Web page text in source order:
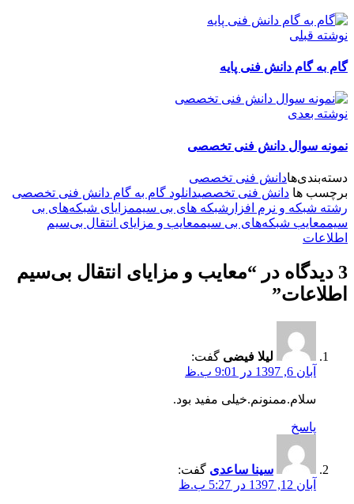
نوشته قبلی
گام به گام دانش فنی پایه
نوشته بعدی
نمونه سوال دانش فنی تخصصی
دسته‌بندی‌هادانش فنی تخصصی
برچسب ها دانش فنی تخصصیدانلود گام به گام دانش فنی تخصصی
رشته شبکه و نرم افزار شبکه های بی سیممزایای شبکه‌های بی
سیممعایب شبکه‌های بی سیممعایب و مزایای انتقال بی‌سیم
اطلاعات
3 دیدگاه در “معایب و مزایای انتقال بی‌سیم
اطلاعات”
لیلا فیضی گفت:
آبان 6, 1397 در 9:01 ب.ظ
سلام.ممنونم.خیلی مفید بود.
پاسخ
سینا ساعدی گفت:
آبان 12, 1397 در 5:27 ب.ظ